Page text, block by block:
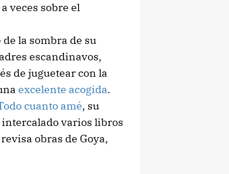
veces sobre el
la sombra de su
escandinavos,
de juguetear con la
excelente acogida.
cuanto amé, su
intercalado varios libros
obras de Goya,